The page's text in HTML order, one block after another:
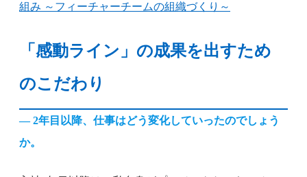
組み ～フィーチャーチームの組織づくり～
「感動ライン」の成果を出すため
のこだわり
— 2年目以降、仕事はどう変化していったのでしょう
か。